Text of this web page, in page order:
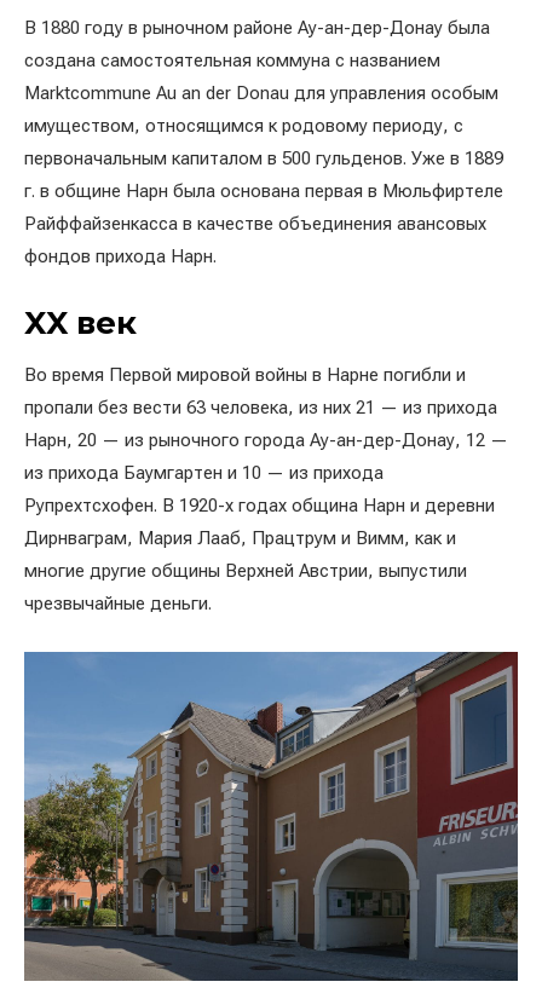
В 1880 году в рыночном районе Ау-ан-дер-Донау была
создана самостоятельная коммуна с названием
Marktcommune Au an der Donau для управления особым
имуществом, относящимся к родовому периоду, с
первоначальным капиталом в 500 гульденов. Уже в 1889
г. в общине Нарн была основана первая в Мюльфиртеле
Райффайзенкасса в качестве объединения авансовых
фондов прихода Нарн.
XX век
Во время Первой мировой войны в Нарне погибли и
пропали без вести 63 человека, из них 21 — из прихода
Нарн, 20 — из рыночного города Ау-ан-дер-Донау, 12 —
из прихода Баумгартен и 10 — из прихода
Рупрехтсхофен. В 1920-х годах община Нарн и деревни
Дирнваграм, Мария Лааб, Працтрум и Вимм, как и
многие другие общины Верхней Австрии, выпустили
чрезвычайные деньги.